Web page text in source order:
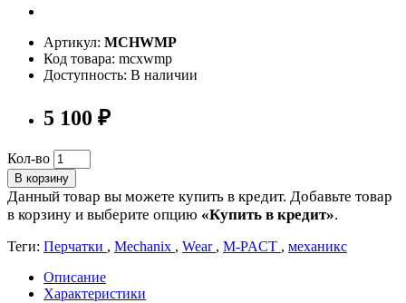
Артикул: MCHWMP
Код товара: mcxwmp
Доступность: В наличии
5 100 ₽
Кол-во
В корзину
Данный товар вы можете купить в кредит. Добавьте товар
в корзину и выберите опцию «Купить в кредит».
Теги: Перчатки , Mechanix , Wear , M-PACT , механикс
Описание
Характеристики